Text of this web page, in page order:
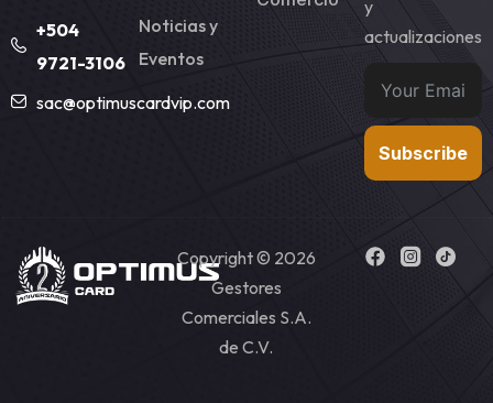
+504
9721-3106
sac@optimuscardvip.com
Noticias y
Eventos
y
actualizaciones
Subscribe
Copyright © 2026
Gestores
Comerciales S.A.
de C.V.